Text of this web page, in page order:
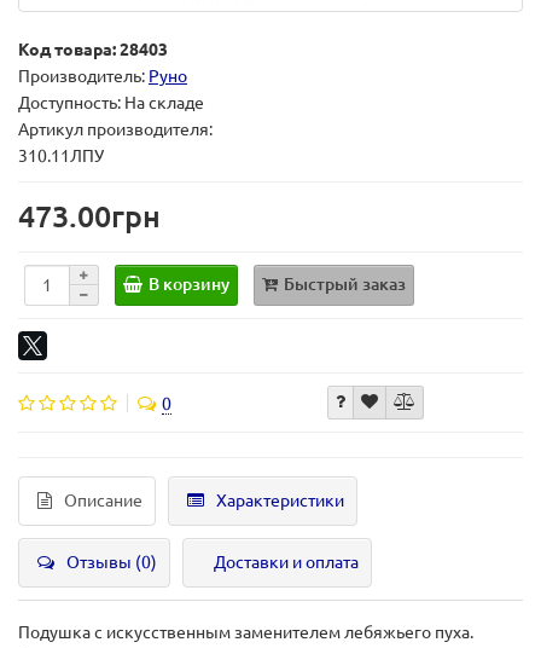
Код товара: 28403
Производитель: Руно
Доступность: На складе
Артикул производителя:
310.11ЛПУ
473.00грн
В корзину Быстрый заказ
0
Описание Характеристики
Отзывы (0) Доставки и оплата
Подушка с искусственным заменителем лебяжьего пуха.